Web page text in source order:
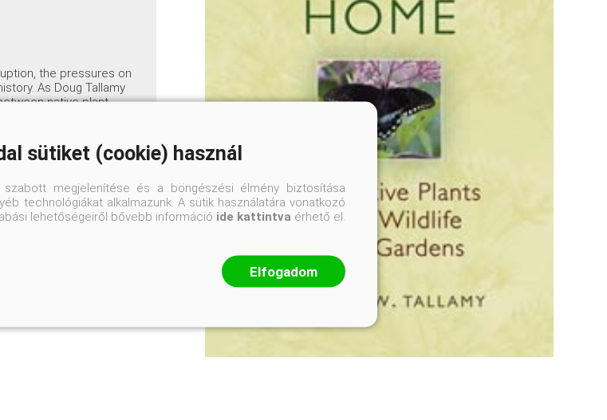
the pressures on
As Doug Tallamy
native plant
by alien exotics,
animals. Fortunately,
to make a
gardeners can
sütiket (cookie) használ
szabott megjelenítése és a böngészési élmény biztosítása
technológiákat alkalmazunk. A sütik használatára vonatkozó
lehetőségeiről bővebb információ ide kattintva érhető el.
Elfogadom